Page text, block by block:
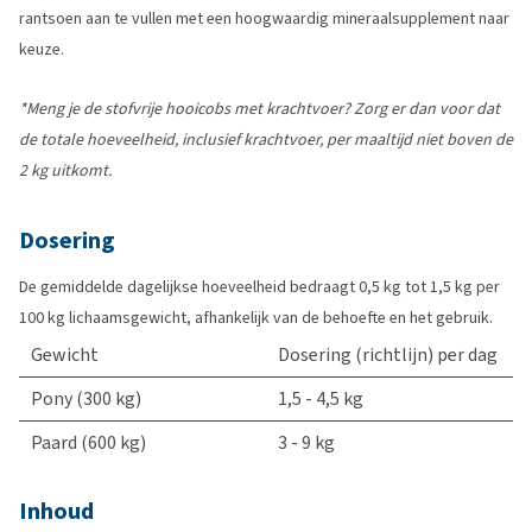
rantsoen aan te vullen met een hoogwaardig mineraalsupplement naar
keuze.
*Meng je de stofvrije hooicobs met krachtvoer? Zorg er dan voor dat
de totale hoeveelheid, inclusief krachtvoer, per maaltijd niet boven de
2 kg uitkomt.
Dosering
De gemiddelde dagelijkse hoeveelheid bedraagt 0,5 kg tot 1,5 kg per
100 kg lichaamsgewicht, afhankelijk van de behoefte en het gebruik.
Gewicht
Dosering (richtlijn) per dag
Pony (300 kg)
1,5 - 4,5 kg
Paard (600 kg)
3 - 9 kg
Inhoud